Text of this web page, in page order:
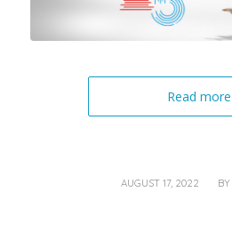
Read more
AUGUST 17, 2022
/ BY